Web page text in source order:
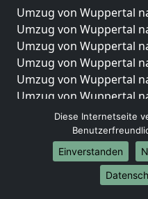
Umzug von Wuppertal
Umzug von Wuppertal
Umzug von Wuppertal
Umzug von Wuppertal
Umzug von Wuppertal
Umzug von Wuppertal
Umzug von Wuppertal
Umzug von Wuppertal
Umzug von Wuppertal
Umzug von Wuppertal
Umzug von Wuppertal
Diese Internetseite
Einverstanden